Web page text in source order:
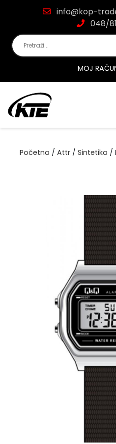
info@kop-
048/
MOJ
Početna / Attr / Sintetika /